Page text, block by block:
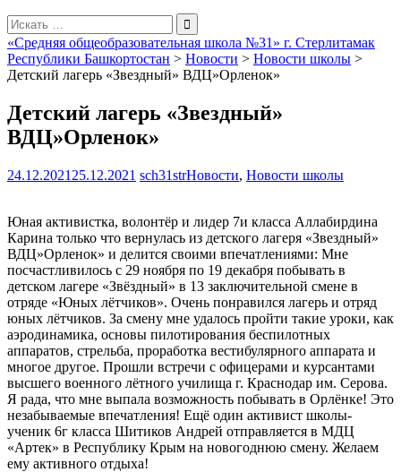
Поиск
для:
«Средняя общеобразовательная школа №31» г. Стерлитамак
Республики Башкортостан > Новости > Новости школы >
Детский лагерь «Звездный» ВДЦ»Орленок»
Детский лагерь «Звездный»
ВДЦ»Орленок»
24.12.2021 25.12.2021 sch31strНовости, Новости школы
Юная активистка, волонтёр и лидер 7и класса Аллабирдина
Карина только что вернулась из детского лагеря «Звездный»
ВДЦ»Орленок» и делится своими впечатлениями: Мне
посчастливилось с 29 ноября по 19 декабря побывать в
детском лагере «Звёздный» в 13 заключительной смене в
отряде «Юных лётчиков». Очень понравился лагерь и отряд
юных лётчиков. За смену мне удалось пройти такие уроки, как
аэродинамика, основы пилотирования беспилотных
аппаратов, стрельба, проработка вестибулярного аппарата и
многое другое. Прошли встречи с офицерами и курсантами
высшего военного лётного училища г. Краснодар им. Серова.
Я рада, что мне выпала возможность побывать в Орлёнке! Это
незабываемые впечатления! Ещё один активист школы-
ученик 6г класса Шитиков Андрей отправляется в МДЦ
«Артек» в Республику Крым на новогоднюю смену. Желаем
ему активного отдыха!